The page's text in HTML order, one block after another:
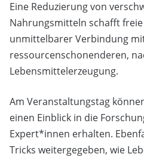
Eine Reduzierung von
Nahrungsmitteln schafft
unmittelbarer Verbindung
ressourcenschonenderen,
Lebensmittelerzeugung.
Am Veranstaltungstag
einen Einblick in die
Expert*innen erhalten.
Tricks weitergegeben, wie